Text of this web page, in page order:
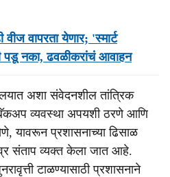
वापरता येणार; 'स्मार्ट
पडू नका, ढवळीकरांचं आवाहन
अशा संवेदनशील तांत्रिक
बॅकअप व्यवस्था अपयशी ठरणे आणि
यावरून प्रशासनाच्या ढिसाळ
संताप व्यक्त केला जात आहे.
टाळण्यासाठी प्रशासनाने